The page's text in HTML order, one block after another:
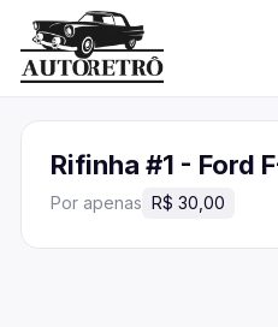
Rifinha #1 - Ford
Por apenas R$ 30,00